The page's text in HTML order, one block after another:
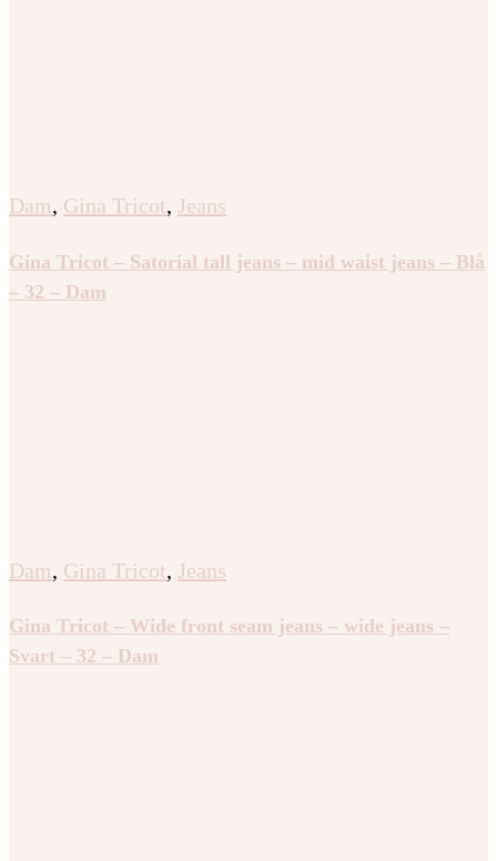
Dam, Gina Tricot, Jeans
Gina Tricot – Satorial tall jeans – mid waist jeans – Blå
– 32 – Dam
Dam, Gina Tricot, Jeans
Gina Tricot – Wide front seam jeans – wide jeans –
Svart – 32 – Dam